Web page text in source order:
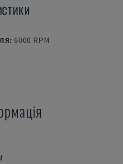
: 6000 RPM